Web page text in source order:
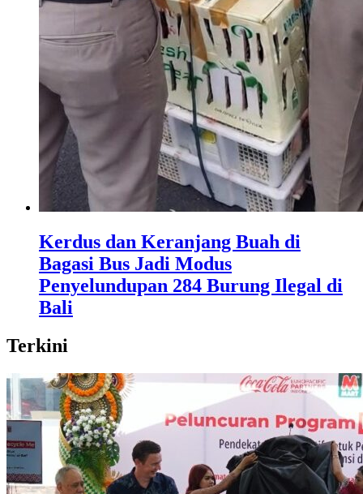
Kerdus dan Keranjang Buah di
Bagasi Bus Jadi Modus
Penyelundupan 284 Burung Ilegal di
Bali
Terkini